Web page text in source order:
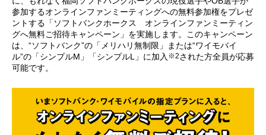
参加するオンラインファンミーティングへの無料参加権をプレゼ
ントする「ソフトバンクホークス オンラインファンミーティン
グへ無料ご招待キャンペーン」を実施します。このキャンペーン
は、“ソフトバンク”の「メリハリ無制限」または“ワイモバイ
ル”の「シンプルM」「シンプルL」に加入 ※2された方全員が応募
可能です。